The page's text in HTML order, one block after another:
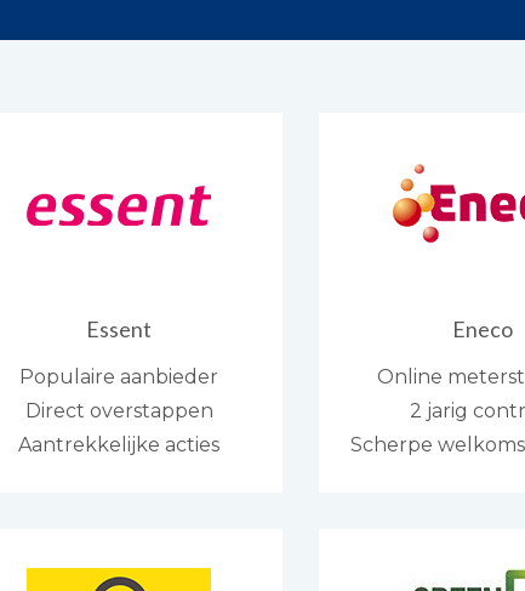
Essent
Populaire aanbieder
Direct overstappen
Aantrekkelijke acties
Eneco
Online
2 jarig
Scherpe